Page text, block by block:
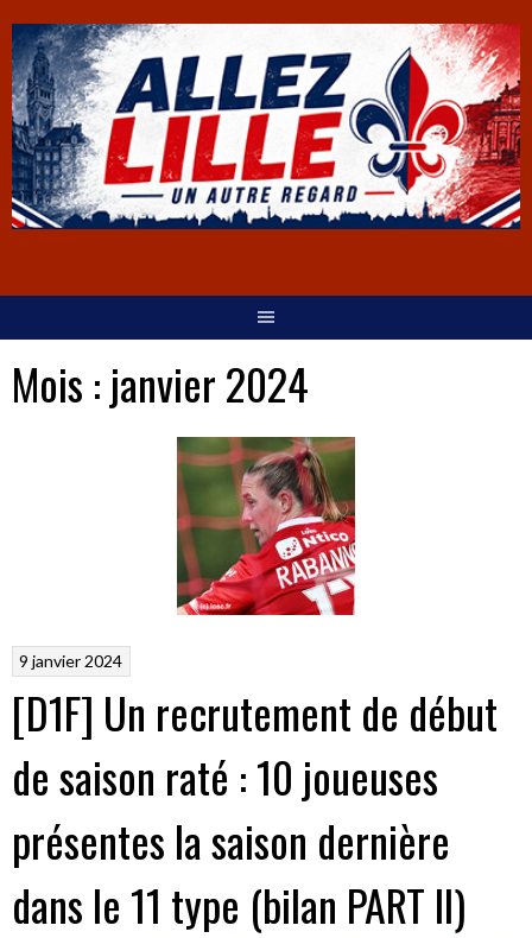
Mois : janvier 2024
9 janvier 2024
[D1F] Un recrutement de début
de saison raté : 10 joueuses
présentes la saison dernière
dans le 11 type (bilan PART II)